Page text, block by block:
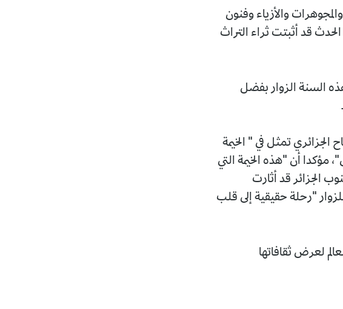
والأزياء وفنون
قد أثبتت ثراء التراث
السنة الزوار بفضل
الجزائري تمثل في " الخيمة
مؤكدا أن "هذه الخيمة التي
الجزائر قد أثارت
"رحلة حقيقية إلى قلب
أرجاء العالم لعرض ثقافاتها